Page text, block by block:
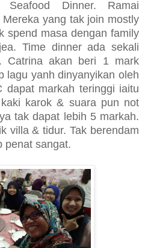
Dinner. Ramai
yang tak join mostly
spend masa dengan family
Time dinner ada sekali
Catrina akan beri 1 mark
lagu yanh dinyanyikan oleh
dapat markah teringgi iaitu
karok & suara pun not
tak dapat lebih 5 markah.
villa & tidur. Tak berendam
penat sangat.